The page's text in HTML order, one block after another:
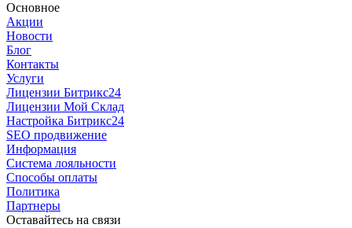
Основное
Акции
Новости
Блог
Контакты
Услуги
Лицензии Битрикс24
Лицензии Мой Склад
Настройка Битрикс24
SEO продвижение
Информация
Система лояльности
Способы оплаты
Политика
Партнеры
Оставайтесь на связи